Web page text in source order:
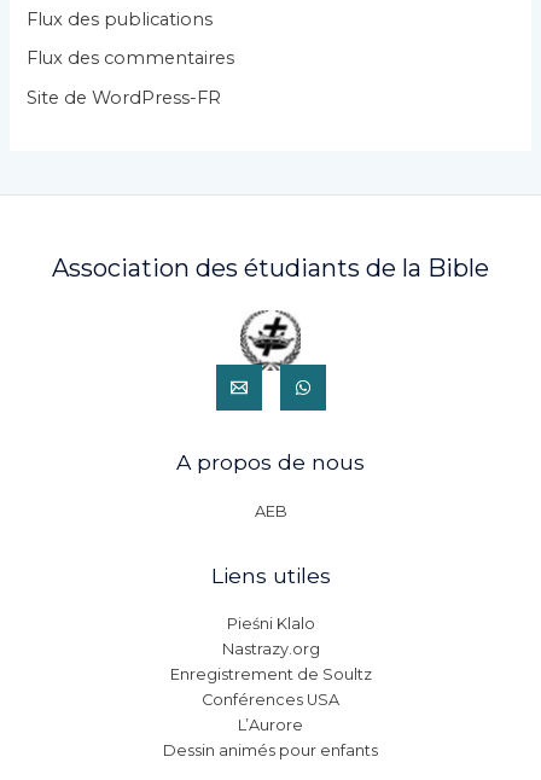
i
e
Flux des publications
Flux des commentaires
Site de WordPress-FR
Association des étudiants de la Bible
A propos de nous
AEB
Liens utiles
Pieśni Klalo
Nastrazy.org
Enregistrement de Soultz
Conférences USA
L’Aurore
Dessin animés pour enfants